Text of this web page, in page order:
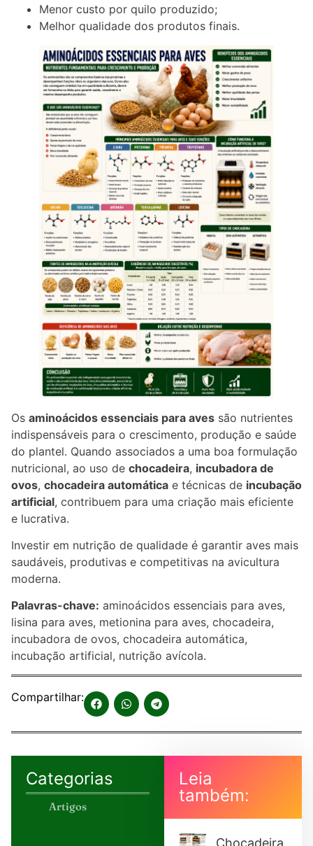
Menor custo por quilo produzido;
Melhor qualidade dos produtos finais.
Os aminoácidos essenciais para aves são nutrientes
indispensáveis para o crescimento, produção e saúde
do plantel. Quando associados a uma boa formulação
nutricional, ao uso de chocadeira, incubadora de
ovos, chocadeira automática e técnicas de incubação
artificial, contribuem para uma criação mais eficiente
e lucrativa.
Investir em nutrição de qualidade é garantir aves mais
saudáveis, produtivas e competitivas na avicultura
moderna.
Palavras-chave: aminoácidos essenciais para aves,
lisina para aves, metionina para aves, chocadeira,
incubadora de ovos, chocadeira automática,
incubação artificial, nutrição avícola.
Compartilhar:
Categorias
Artigos
Leia
também:
Chocadeira